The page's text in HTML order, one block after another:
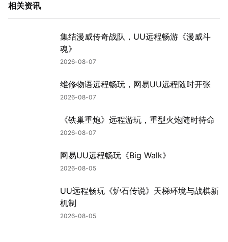
相关资讯
集结漫威传奇战队，UU远程畅游《漫威斗
魂》
2026-08-07
维修物语远程畅玩，网易UU远程随时开张
2026-08-07
《铁巢重炮》远程游玩，重型火炮随时待命
2026-08-07
网易UU远程畅玩《Big Walk》
2026-08-05
UU远程畅玩《炉石传说》天梯环境与战棋新
机制
2026-08-05